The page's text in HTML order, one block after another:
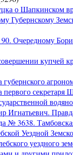
о Шапкинском
Губернскому
Очередному
купчей
губернского
первого
Игнатьевич.
№ 3638.
Уездной
уездного